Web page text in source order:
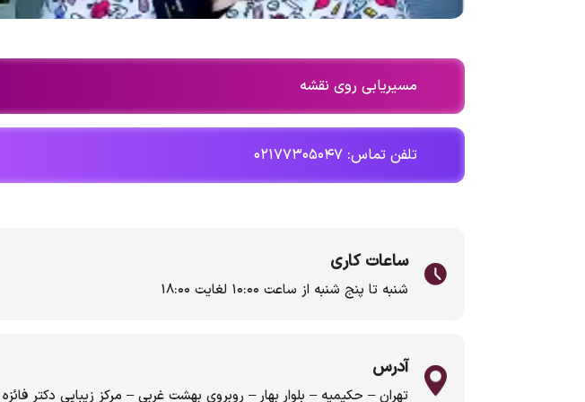
مسیریابی روی نقشه
تلفن تماس: ۰۲۱۷۷۳۰۵۰۴۷
ساعات کاری
شنبه تا پنج شنبه از ساعت ۱۰:۰۰ لغایت ۱۸:۰۰
آدرس
تهران – حکیمیه – بلوار بهار – روبروی بهشت غربی – مرکز زیبایی دکتر